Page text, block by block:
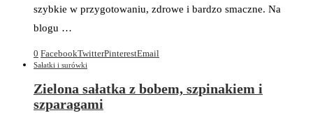
szybkie w przygotowaniu, zdrowe i bardzo smaczne. Na
blogu …
0 FacebookTwitterPinterestEmail
Sałatki i surówki
Zielona sałatka z bobem, szpinakiem i
szparagami